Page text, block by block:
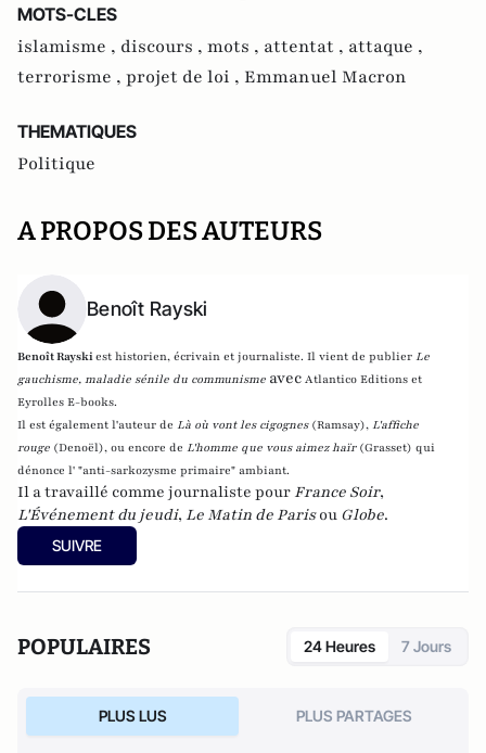
MOTS-CLES
islamisme , discours , mots , attentat , attaque ,
terrorisme , projet de loi , Emmanuel Macron
THEMATIQUES
Politique
A PROPOS DES AUTEURS
Benoît Rayski
Benoît Rayskiest historien, écrivain et journaliste. Il vient de publier Le
gauchisme, maladie sénile du communisme avec Atlantico Editions et
Eyrolles E-books.
Il est également l'auteur de Là où vont les cigognes (Ramsay), L'affiche
rouge (Denoël), ou encore de L'homme que vous aimez haïr (Grasset) qui
dénonce l' "anti-sarkozysme primaire" ambiant.
Il a travaillé comme journaliste pour France Soir,
L'Événement du jeudi, Le Matin de Parisou Globe.
SUIVRE
POPULAIRES 24 Heures 7 Jours
PLUS LUS PLUS PARTAGES